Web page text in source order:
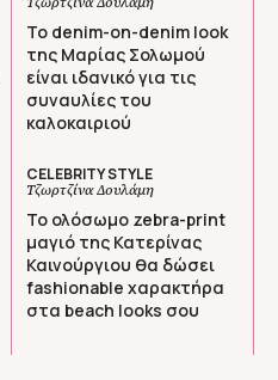
Το denim-on-denim look
της Μαρίας Σολωμού
είναι ιδανικό για τις
συναυλίες του
καλοκαιριού
CELEBRITY STYLE
Τζωρτζίνα Δουλάμη
Το ολόσωμο zebra-print
μαγιό της Κατερίνας
Καινούργιου θα δώσει
fashionable χαρακτήρα
στα beach looks σου